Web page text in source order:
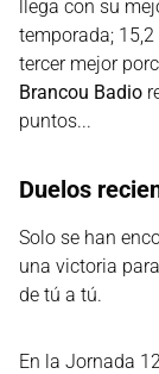
llega con su
temporada;
tercer mejor
Brancou Badio
puntos...
Duelos
Solo se han
una victoria
de tú a tú.
En la Jornada